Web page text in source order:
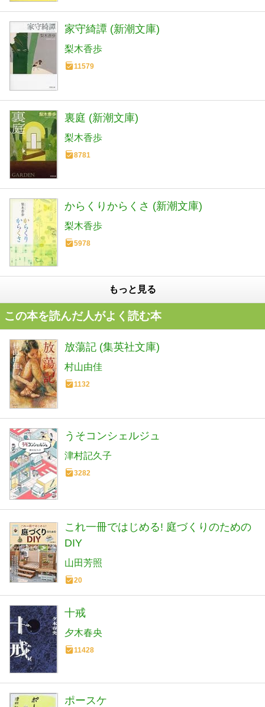
家守綺譚 (新潮文庫)
梨木香歩
11579
裏庭 (新潮文庫)
梨木香歩
8781
からくりからくさ (新潮文庫)
梨木香歩
5978
もっと見る
この本を読んだ人がよく読む本
放蕩記 (集英社文庫)
村山由佳
1132
うそコンシェルジュ
津村記久子
3282
これ一冊ではじめる! 庭づくりのための
DIY
山田芳照
20
十戒
夕木春央
11428
ポースケ